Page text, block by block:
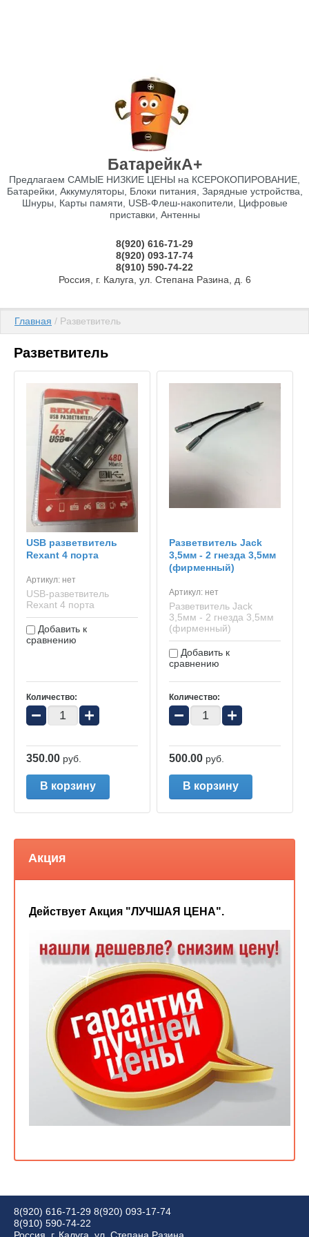
БатарейкА+
Предлагаем САМЫЕ НИЗКИЕ ЦЕНЫ на КСЕРОКОПИРОВАНИЕ,
Батарейки, Аккумуляторы, Блоки питания, Зарядные устройства,
Шнуры, Карты памяти, USB-Флеш-накопители, Цифровые
приставки, Антенны
8(920) 616-71-29
8(920) 093-17-74
8(910) 590-74-22
Россия, г. Калуга, ул. Степана Разина, д. 6
Главная / Разветвитель
Разветвитель
USB разветвитель
Rexant 4 порта
Артикул: нет
USB-разветвитель
Rexant 4 порта
Добавить к
сравнению
Количество:
− +
350.00 руб.
В корзину
Разветвитель Jack
3,5мм - 2 гнезда 3,5мм
(фирменный)
Артикул:нет
Разветвитель Jack
3,5мм - 2 гнезда 3,5мм
(фирменный)
Добавить к
сравнению
Количество:
− +
500.00 руб.
В корзину
Акция
Действует Акция "ЛУЧШАЯ ЦЕНА".
8(920) 616-71-29 8(920) 093-17-74
8(910) 590-74-22